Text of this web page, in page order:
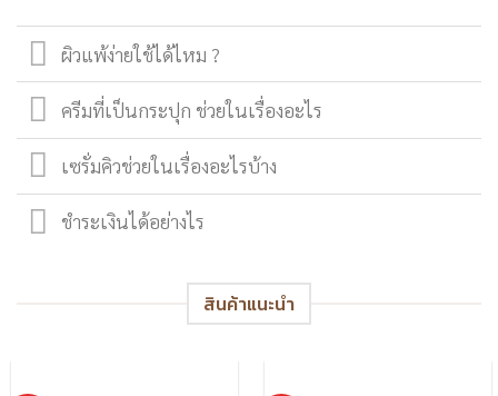
ผิวแพ้ง่ายใช้ได้ไหม ?
ครีมที่เป็นกระปุก ช่วยในเรื่องอะไร
เซรั่มคิวช่วยในเรื่องอะไรบ้าง
ชำระเงินได้อย่างไร
สินค้าแนะนำ